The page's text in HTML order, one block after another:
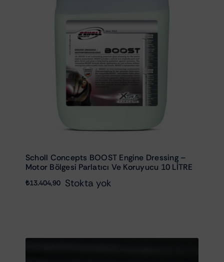
Scholl Concepts BOOST Engine Dressing –
Motor Bölgesi Parlatıcı Ve Koruyucu 10 LİTRE
₺13.404,90 Stokta yok